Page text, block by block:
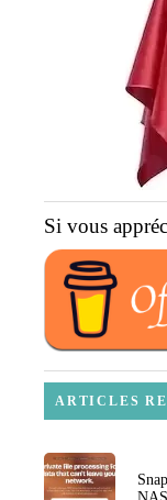
Si vous
ARTICLES